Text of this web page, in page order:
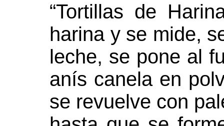
“Tortillas de
harina y se mide,
leche, se pone al
anís canela en
se revuelve con